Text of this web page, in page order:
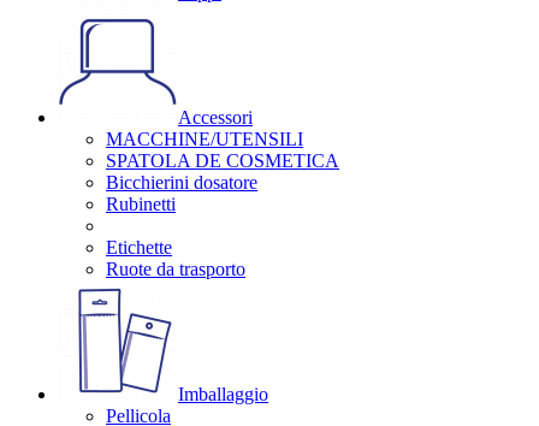
Accessori
MACCHINE/UTENSILI
SPATOLA DE COSMETICA
Bicchierini dosatore
Rubinetti
Etichette
Ruote da trasporto
Imballaggio
Pellicola